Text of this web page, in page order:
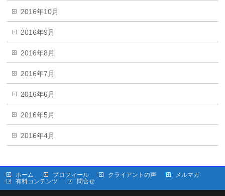
2016年10月
2016年9月
2016年8月
2016年7月
2016年6月
2016年5月
2016年4月
ホーム プロフィール クライアントの声
メルマガ
有料コンテンツ
問合せ